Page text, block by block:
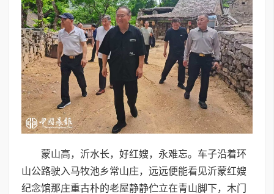
蒙山高，沂水长，好红嫂，永难忘。车子沿着环
山公路驶入马牧池乡常山庄，远远便能看见沂蒙红嫂
纪念馆那庄重古朴的老屋静静伫立在青山脚下，木门